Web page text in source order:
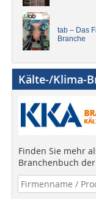
tab – Das
Branche
Kälte-/Klima-
Finden Sie mehr
Branchenbuch